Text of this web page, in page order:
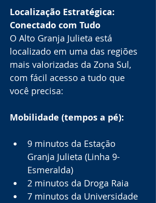
Localização Estratégica:
Conectado com Tudo
O Alto Granja Julieta está
localizado em uma das regiões
mais valorizadas da Zona Sul,
com fácil acesso a tudo que
você precisa:
Mobilidade (tempos a pé):
9 minutos da Estação
Granja Julieta (Linha 9-
Esmeralda)
2 minutos da Droga Raia
7 minutos da Universidade